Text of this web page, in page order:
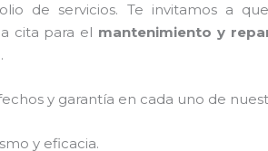
de servicios. Te invitamos a
cita para el mantenimiento y
y garantía en cada uno de
y eficacia.